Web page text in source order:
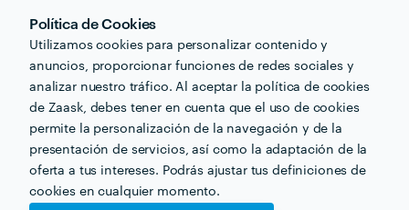
Política de Cookies
Utilizamos cookies para personalizar contenido y
anuncios, proporcionar funciones de redes sociales y
analizar nuestro tráfico. Al aceptar la política de cookies
de Zaask, debes tener en cuenta que el uso de cookies
permite la personalización de la navegación y de la
presentación de servicios, así como la adaptación de la
oferta a tus intereses. Podrás ajustar tus definiciones de
cookies en cualquier momento.
Gorka Llantada
Retratos
22 ago. 2018
Exquisito en el trato. Un gran abanico de sugerencias
certeras después de escuchar lo que buscábamos. Y lo
que al final nos importa como clientes: un resultado
muy profesional que supera lo que siquiera habíamos